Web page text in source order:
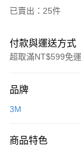
已賣出：25件
付款與運送方式
超取滿NT$599免運
信用卡一次付款
LINE Pay
品牌
3M
商品特色